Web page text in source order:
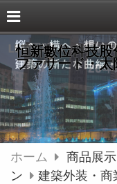
恒新數位科技
ファサード・
ホーム 商品展示
ン
建築外装・商